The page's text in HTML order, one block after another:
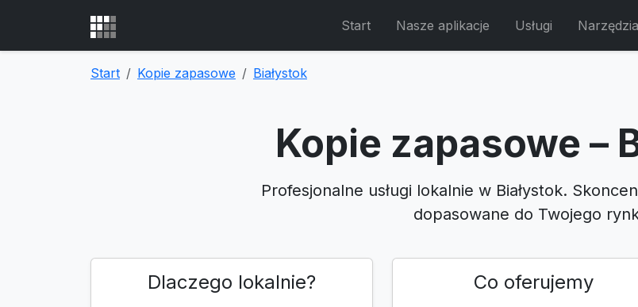
Start Nasze aplikacje Usługi Narzędzia
Start Kopie zapasowe Białystok
Kopie zapasowe –
Profesjonalne usługi lokalnie w Białystok.
dopasowane do Twojego
Dlaczego lokalnie? Co oferujemy